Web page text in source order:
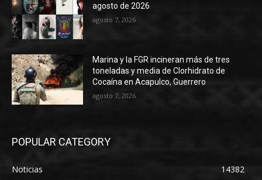
agosto de 2026
agosto 7, 2026
Marina y la FGR incineran más de tres
toneladas y media de Clorhidrato de
Cocaína en Acapulco, Guerrero
agosto 7, 2026
POPULAR CATEGORY
Noticias
14382